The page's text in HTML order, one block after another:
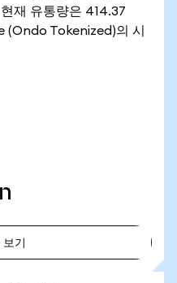
재 유통량은 414.37
Tokenized)의 시
기